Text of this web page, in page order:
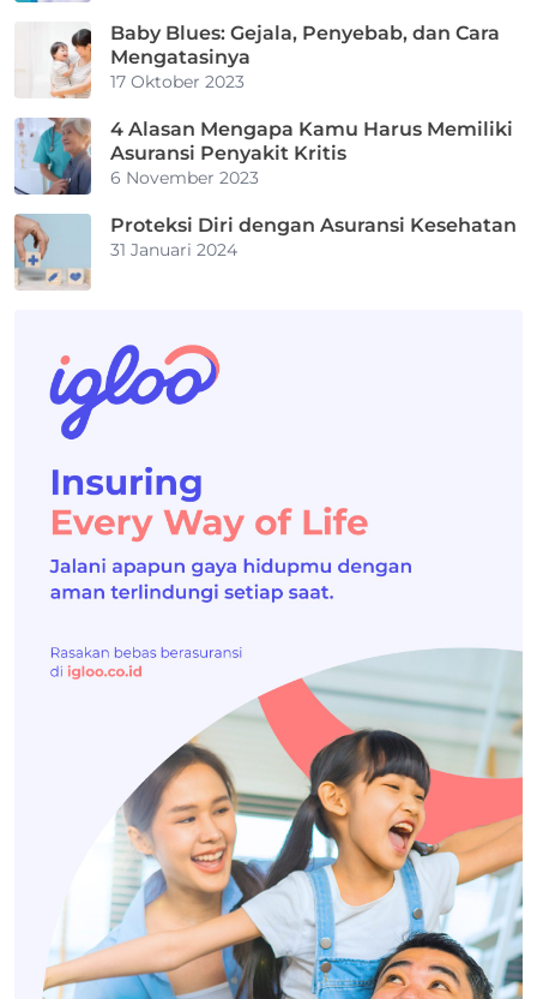
Baby Blues: Gejala, Penyebab, dan Cara
Mengatasinya
17 Oktober 2023
4 Alasan Mengapa Kamu Harus Memiliki
Asuransi Penyakit Kritis
6 November 2023
Proteksi Diri dengan Asuransi Kesehatan
31 Januari 2024